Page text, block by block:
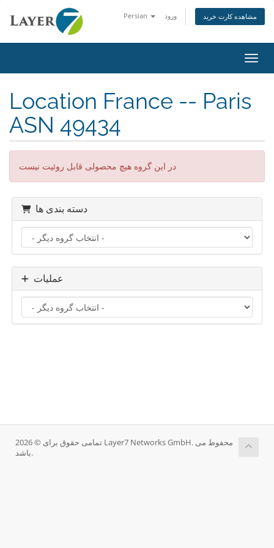
Persian ورود مشاهده کارت خرید
Location France -- Paris
ASN 49434
در این گروه هیچ محصولی قابل روئیت نیست
دسته بندی ها
عملیات
تمامی حقوق برای © 2026 Layer7 Networks GmbH. محفوط می
باشد.